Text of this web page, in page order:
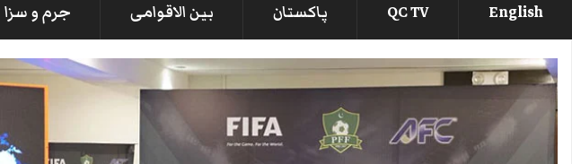
English
QC TV پاکستان بین الاقوامی جرم و سزا